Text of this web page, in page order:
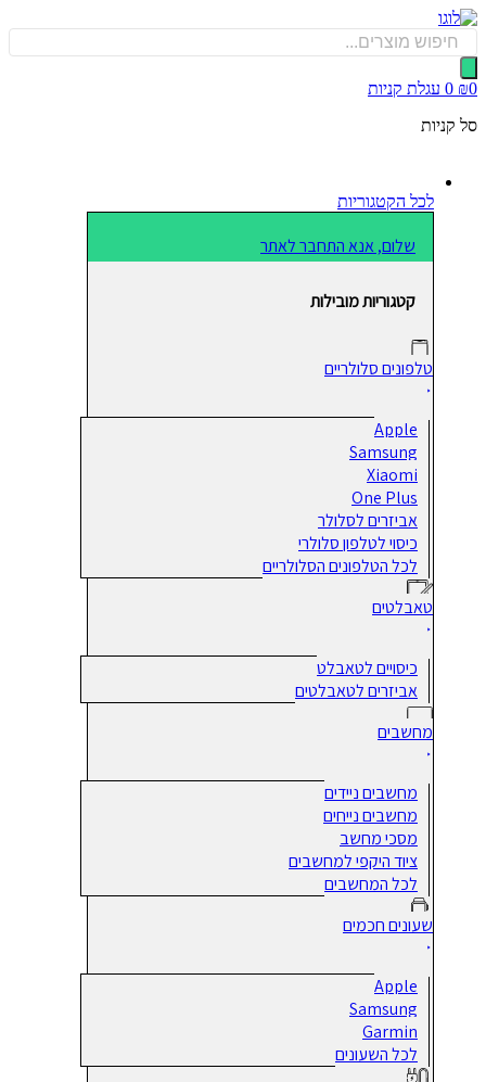
0 עגלת קניות
לכל הקטגוריות
שלום, אנא התחבר לאתר
קטגוריות מובילות
טלפונים סלולריים
Apple
Samsung
Xiaomi
One Plus
אביזרים לסלולר
כיסוי לטלפון סלולרי
לכל הטלפונים הסלולריים
טאבלטים
כיסויים לטאבלט
אביזרים לטאבלטים
מחשבים
מחשבים ניידים
מחשבים נייחים
מסכי מחשב
ציוד היקפי למחשבים
לכל המחשבים
שעונים חכמים
Apple
Samsung
Garmin
לכל השעונים